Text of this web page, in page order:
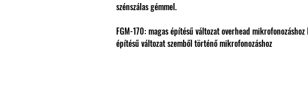
szénszálas gémmel.
FGM-170: magas építésű változat overhead
építésű változat szemből történő mikrofonozáshoz